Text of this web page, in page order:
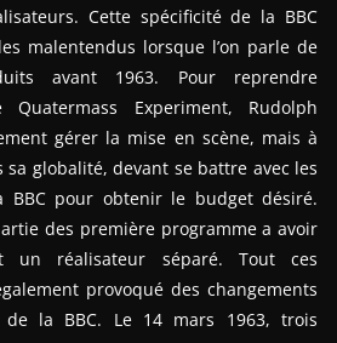
Cette spécificité de la BBC
malentendus lorsque l’on parle de
avant 1963. Pour reprendre
Quatermass Experiment, Rudolph
gérer la mise en scène, mais à
globalité, devant se battre avec les
BBC pour obtenir le budget désiré.
des première programme a avoir
un réalisateur séparé. Tout ces
provoqué des changements
la BBC. Le 14 mars 1963, trois